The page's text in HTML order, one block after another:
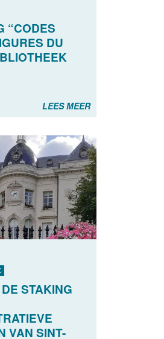
“CODES
DU
LEES MEER
STAKING
VAN SINT-